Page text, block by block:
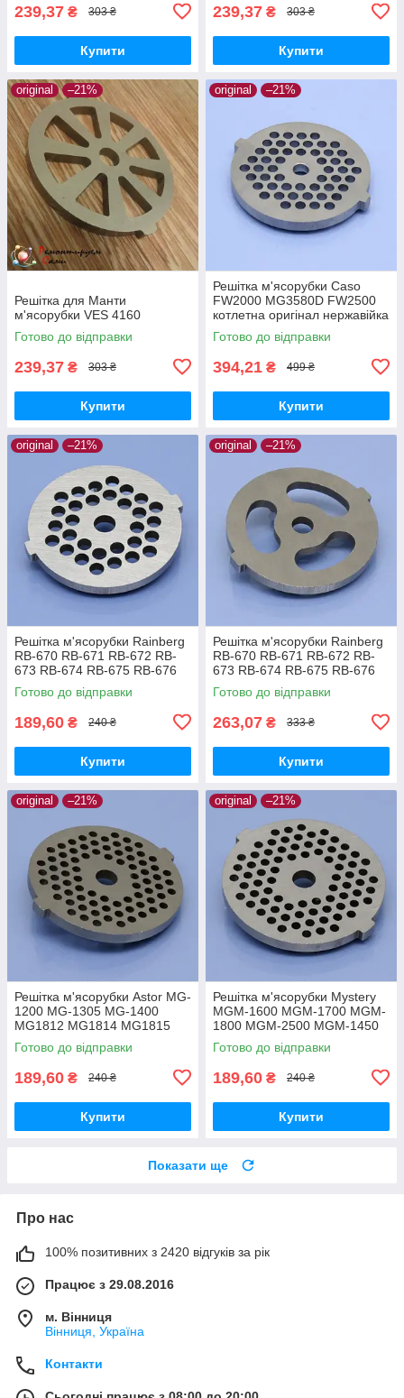
239,37 ₴ 303 ₴
Купити
239,37 ₴ 303 ₴
Купити
original –21%
Решітка для Манти
м'ясорубки VES 4160
Готово до відправки
239,37 ₴ 303 ₴
Купити
original –21%
Решітка м'ясорубки Caso
FW2000 MG3580D FW2500
котлетна оригінал нержавійка
Готово до відправки
394,21 ₴ 499 ₴
Купити
original –21%
Решітка м'ясорубки Rainberg
RB-670 RB-671 RB-672 RB-
673 RB-674 RB-675 RB-676
RB-6303 RB-6304 RB-6305
котлетна середня
Готово до відправки
189,60 ₴ 240 ₴
Купити
original –21%
Решітка м'ясорубки Rainberg
RB-670 RB-671 RB-672 RB-
673 RB-674 RB-675 RB-676
RB-6303 RB-6304 RB-6305
ковбасна
Готово до відправки
263,07 ₴ 333 ₴
Купити
original –21%
Решітка м'ясорубки Astor MG-
1200 MG-1305 MG-1400
MG1812 MG1814 MG1815
MG1901 MG1902 MG1903
MG1904 MG2105 паштетна
Готово до відправки
189,60 ₴ 240 ₴
Купити
original –21%
Решітка м'ясорубки Mystery
MGM-1600 MGM-1700 MGM-
1800 MGM-2500 MGM-1450
MGM-1550 MGM-1650
паштетна
Готово до відправки
189,60 ₴ 240 ₴
Купити
Показати ще
Про нас
100% позитивних з 2420 відгуків за рік
Працює з 29.08.2016
м. Вінниця
Вінниця, Україна
Контакти